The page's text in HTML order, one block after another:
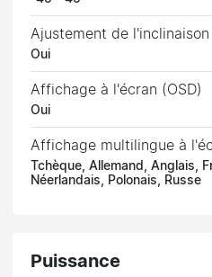
Ajustement de l'inclinaison
Oui
Affichage à l'écran (OSD)
Oui
Affichage multilingue à
Tchèque, Allemand, Anglais,
Néerlandais, Polonais, Russe
Puissance